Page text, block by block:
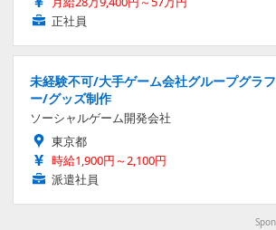
正社員
未経験不可/大手ゲーム会社グループグラ
ー/グッズ制作
ソーシャルゲーム開発会社
東京都
時給1,900円～2,100円
派遣社員